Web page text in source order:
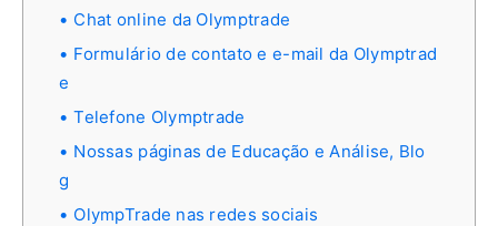
Chat online da Olymptrade
Formulário de contato e e-mail da Olymptrad
e
Telefone Olymptrade
Nossas páginas de Educação e Análise, Blo
g
OlympTrade nas redes sociais